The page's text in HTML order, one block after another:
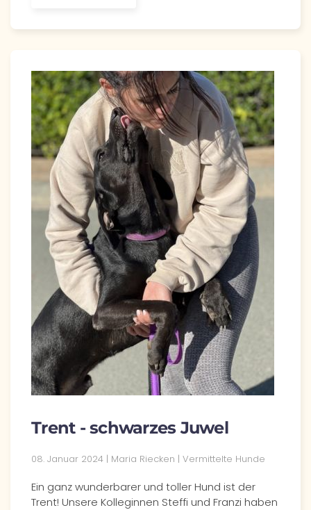
Trent - schwarzes Juwel
08. Januar 2024 | Maria Riecken | Vermittelte Hunde
Ein ganz wunderbarer und toller Hund ist der
Trent! Unsere Kolleginnen Steffi und Franzi haben